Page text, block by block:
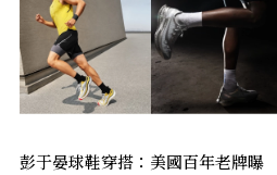
彭于晏球鞋穿搭：美國百年老牌曝